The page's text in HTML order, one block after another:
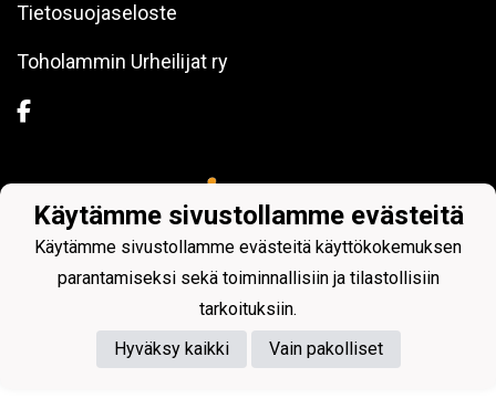
Tietosuojaseloste
Toholammin Urheilijat ry
Käytämme sivustollamme evästeitä
Käytämme sivustollamme evästeitä käyttökokemuksen
parantamiseksi sekä toiminnallisiin ja tilastollisiin
tarkoituksiin.
Hyväksy kaikki
Vain pakolliset